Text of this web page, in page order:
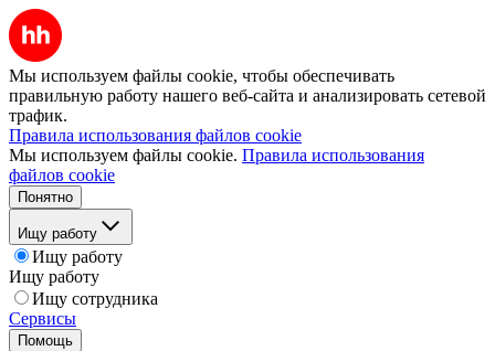
Мы используем файлы cookie, чтобы обеспечивать
правильную работу нашего веб-сайта и анализировать сетевой
трафик.
Правила использования файлов cookie
Мы используем файлы cookie. Правила использования
файлов cookie
Понятно
Ищу работу
Ищу работу
Ищу работу
Ищу сотрудника
Сервисы
Помощь